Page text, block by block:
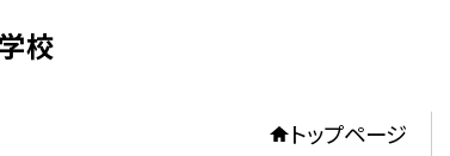
校
トップページ